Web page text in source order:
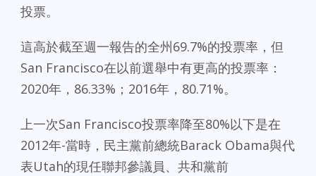
投票。
這高於截至週一報告的全州69.7%的投票率，但
San Francisco在以前選舉中有更高的投票率：
2020年，86.33%；2016年，80.71%。
上一次San Francisco投票率降至80%以下是在
2012年-當時，民主黨前總統Barack Obama與代
表Utah的現任聯邦參議員、共和黨前